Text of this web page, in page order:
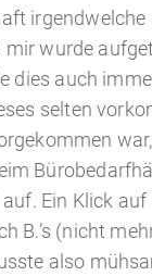
mir wurde
dies auch
selten
Ein Klick
B.’s (nicht
also